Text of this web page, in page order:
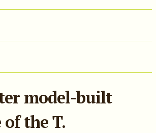
model-built
the T.